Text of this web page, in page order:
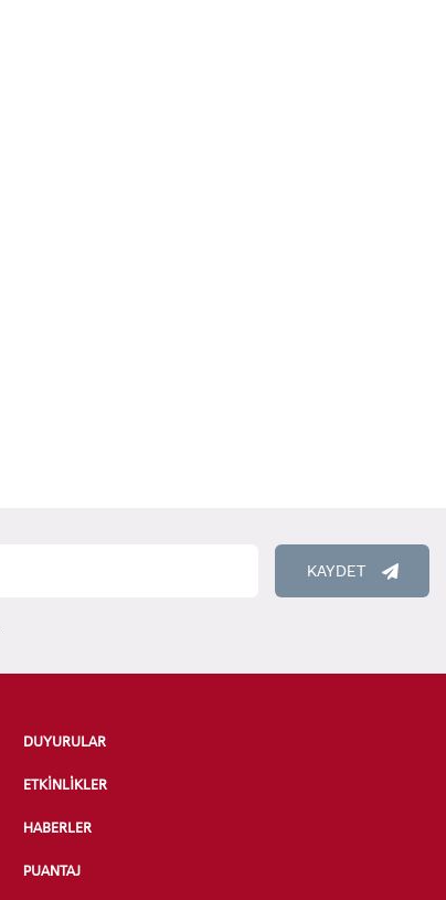
KAYDET
DUYURULAR
ETKİNLİKLER
HABERLER
PUANTAJ